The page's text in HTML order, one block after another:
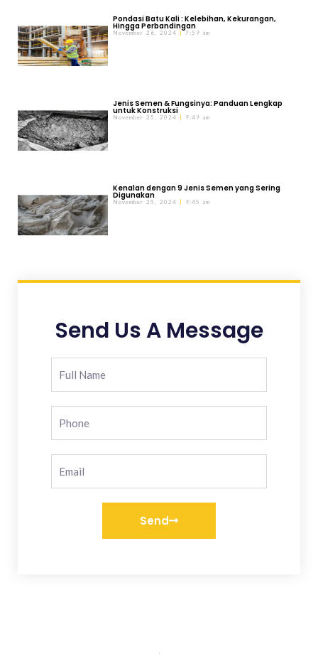
Pondasi Batu Kali : Kelebihan, Kekurangan,
Hingga Perbandingan
November 26, 2024 7:59 am
Jenis Semen & Fungsinya: Panduan Lengkap
untuk Konstruksi
November 25, 2024 9:49 am
Kenalan dengan 9 Jenis Semen yang Sering
Digunakan
November 25, 2024 9:45 am
Send Us A Message
Send